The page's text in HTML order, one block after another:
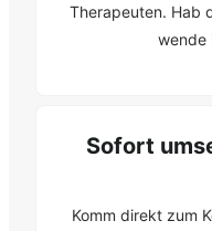
Therapeuten. Hab
wende
Sofort
Komm direkt zum